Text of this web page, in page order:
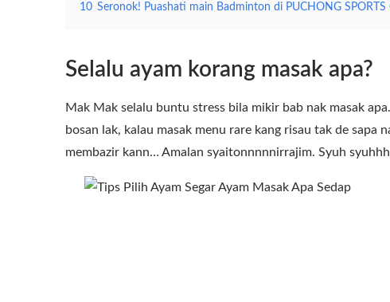
10 Seronok! Puashati main Badminton di PUCHONG SPORTS
Selalu ayam korang masak apa?
Mak Mak selalu buntu stress bila mikir bab nak masak
bosan lak, kalau masak menu rare kang risau tak de sapa
membazir kann… Amalan syaitonnnnnirrajim. Syuh